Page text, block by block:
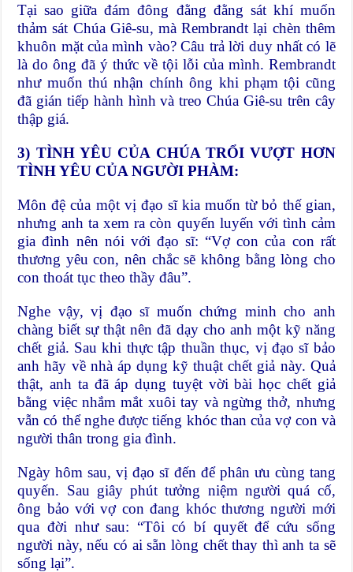
Tại sao giữa đám đông đằng đằng sát khí muốn
thảm sát Chúa Giê-su, mà Rembrandt lại chèn thêm
khuôn mặt của mình vào? Câu trả lời duy nhất có lẽ
là do ông đã ý thức về tội lỗi của mình. Rembrandt
như muốn thú nhận chính ông khi phạm tội cũng
đã gián tiếp hành hình và treo Chúa Giê-su trên cây
thập giá.
3) TÌNH YÊU CỦA CHÚA TRỔI VƯỢT HƠN
TÌNH YÊU CỦA NGƯỜI PHÀM:
Môn đệ của một vị đạo sĩ kia muốn từ bỏ thế gian,
nhưng anh ta xem ra còn quyến luyến với tình cảm
gia đình nên nói với đạo sĩ: “Vợ con của con rất
thương yêu con, nên chắc sẽ không bằng lòng cho
con thoát tục theo thầy đâu”.
Nghe vậy, vị đạo sĩ muốn chứng minh cho anh
chàng biết sự thật nên đã dạy cho anh một kỹ năng
chết giả. Sau khi thực tập thuần thục, vị đạo sĩ bảo
anh hãy về nhà áp dụng kỹ thuật chết giả này. Quả
thật, anh ta đã áp dụng tuyệt vời bài học chết giả
bằng việc nhắm mắt xuôi tay và ngừng thở, nhưng
vẫn có thể nghe được tiếng khóc than của vợ con và
người thân trong gia đình.
Ngày hôm sau, vị đạo sĩ đến để phân ưu cùng tang
quyến. Sau giây phút tưởng niệm người quá cố,
ông bảo với vợ con đang khóc thương người mới
qua đời như sau: “Tôi có bí quyết để cứu sống
người này, nếu có ai sẵn lòng chết thay thì anh ta sẽ
sống lại”.